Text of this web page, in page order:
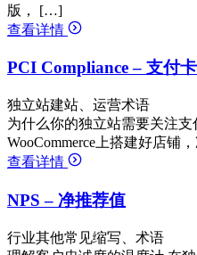
版， […]
查看详情
PCI Compliance – 支付
独立站建站、运营术语
为什么你的独立站需要关注
WooCommerce上搭建好店铺
查看详情
NPS – 净推荐值
行业其他常见缩写、术语